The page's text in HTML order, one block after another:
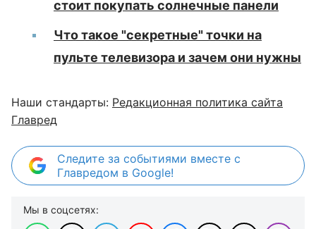
стоит покупать солнечные панели
Что такое "секретные" точки на
пульте телевизора и зачем они нужны
Наши стандарты: Редакционная политика сайта
Главред
Следите за событиями вместе с
Главредом в Google!
Мы в соцсетях: